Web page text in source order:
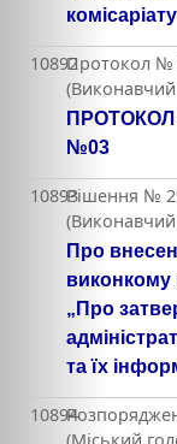
10892Протокол №
(Виконавчий
ПРОТОКОЛ
№03
10893Рішення №
(Виконавчий
Про
виконкому
„Про
та їх
10894